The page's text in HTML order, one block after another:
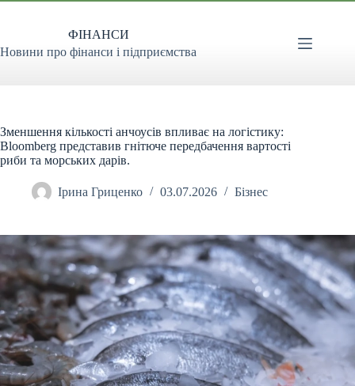
Перейти
ФІНАНСИ
Новини про фінанси і підприємства
Зменшення кількості анчоусів впливає на логістику:
Bloomberg представив гнітюче передбачення вартості
риби та морських дарів.
Ірина Гриценко 03.07.2026 Бізнес